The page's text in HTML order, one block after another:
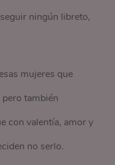
ningún libreto,
mujeres que
también
con valentía, amor y
no serlo.